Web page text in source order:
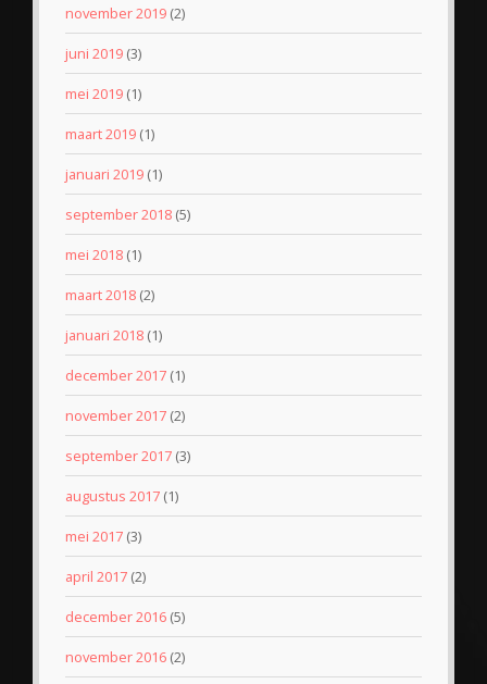
november 2019 (2)
juni 2019 (3)
mei 2019 (1)
maart 2019 (1)
januari 2019 (1)
september 2018 (5)
mei 2018 (1)
maart 2018 (2)
januari 2018 (1)
december 2017 (1)
november 2017 (2)
september 2017 (3)
augustus 2017 (1)
mei 2017 (3)
april 2017 (2)
december 2016 (5)
november 2016 (2)